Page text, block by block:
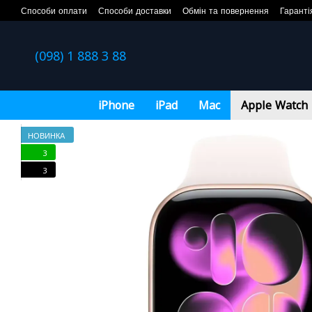
Перейти до основного контенту
Способи оплати Способи доставки Обмін та повернення
(098) 1 888 3 88
iPhone iPad Mac Apple Watch
НОВИНКА
3
3